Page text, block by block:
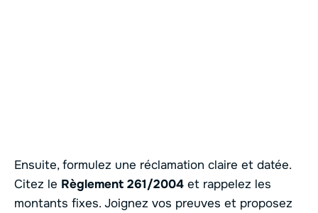
Ensuite, formulez une réclamation claire et datée.
Citez le Règlement 261/2004 et rappelez les
montants fixes. Joignez vos preuves et proposez